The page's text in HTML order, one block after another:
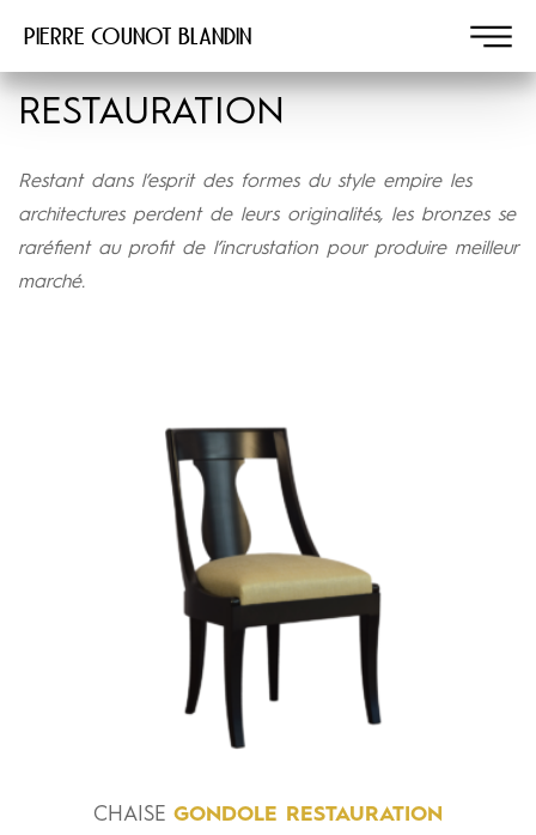
Pierre COUNOT BLANDIN
RESTAURATION
Restant dans l’esprit des formes du style empire les
architectures perdent de leurs originalités, les bronzes se
raréfient au profit de l’incrustation pour produire meilleur
marché.
CHAISE GONDOLE RESTAURATION